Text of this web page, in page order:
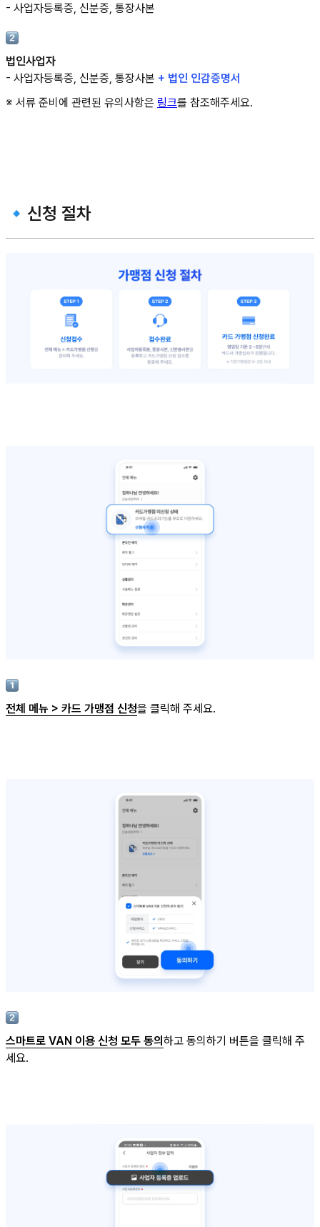
- 사업자등록증, 신분증, 통장사본
법인사업자
- 사업자등록증, 신분증, 통장사본 + 법인 인감증명서
※ 서류 준비에 관련된 유의사항은 링크를 참조해주세요.
🔹신청 절차
전체 메뉴 > 카드 가맹점 신청을 클릭해 주세요.
스마트로 VAN 이용 신청 모두 동의 하고 동의하기 버튼을 클릭해 주
세요.